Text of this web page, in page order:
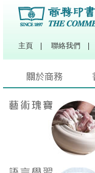
主頁 聯絡我們